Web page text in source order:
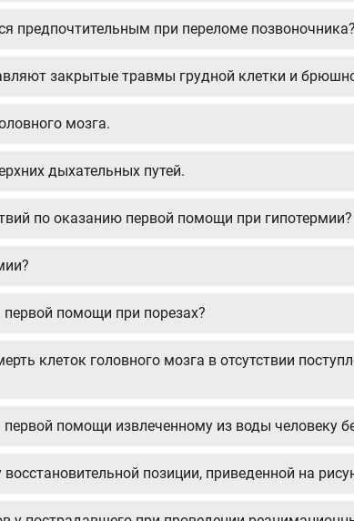
предпочтительным при переломе позвоночника?
закрытые травмы грудной клетки и
мозга.
дыхательных путей.
по оказанию первой помощи при гипотермии?
помощи при порезах?
клеток головного мозга в отсутствии
помощи извлеченному из воды человеку
позиции, приведенной на